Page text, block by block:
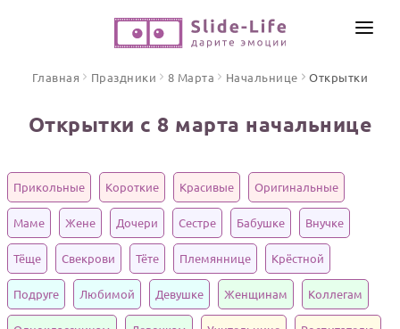
Видео поздравления
Песни поздравления
Открытки
Стихи и тексты
ПРАЗДНИКИ
ИНСТРУМЕНТЫ
ТЕКСТЫ И ИДЕИ
ЦЕНЫ
ОТЗЫВЫ
Главная Праздники 8 Марта Начальнице Открытки
Открытки с 8 марта начальнице
Прикольные Короткие Красивые Оригинальные
Маме Жене Дочери Сестре Бабушке Внучке
Тёще Свекрови Тёте Племяннице Крёстной
Подруге Любимой Девушке Женщинам Коллегам